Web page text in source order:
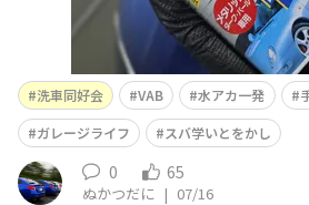
洗車同好会 VAB 水アカ一発
ガレージライフ
スバ学いとをかし
0 65
ぬかつだに | 07/16